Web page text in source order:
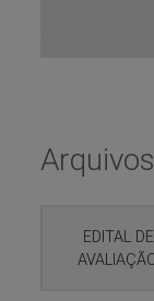
Arquivos
EDITAL